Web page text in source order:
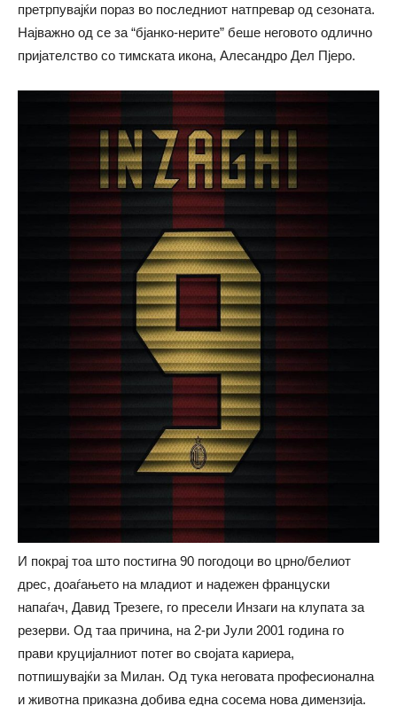
претрпувајќи пораз во последниот натпревар од сезоната.
Најважно од се за “бјанко-нерите” беше неговото одлично
пријателство со тимската икона, Алесандро Дел Пјеро.
И покрај тоа што постигна 90 погодоци во црно/белиот
дрес, доаѓањето на младиот и надежен француски
напаѓач, Давид Трезеге, го пресели Инзаги на клупата за
резерви. Од таа причина, на 2-ри Јули 2001 година го
прави круцијалниот потег во својата кариера,
потпишувајќи за Милан. Од тука неговата професионална
и животна приказна добива една сосема нова димензија.